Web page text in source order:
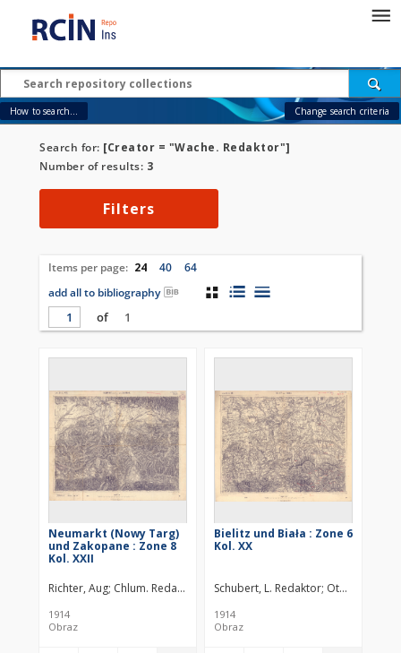
How to search... Change search criteria
Search for: [Creator = "Wache. Redaktor"]
Number of results: 3
Filters
Items per page: 24 40
64
add all to bibliography
of
1
Neumarkt (Nowy Targ)
und Zakopane : Zone 8
Kol. XXII
Richter, Aug Chlum. Redaktor Pokorny von Fürstenschild, Aloys
1914
Obraz
Bielitz und Biała : Zone 6
Kol. XX
Schubert, L. Redaktor Otava (18..-
1914
Obraz